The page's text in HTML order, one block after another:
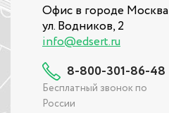
Офис в городе Москва
ул. Водников, 2
info@edsert.ru
8-800-301-86-48
Бесплатный звонок по
России